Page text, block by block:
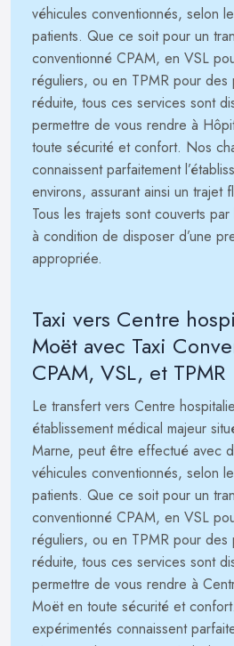
véhicules conventionnés, selon
patients. Que ce soit pour un
conventionné CPAM, en VSL
réguliers, ou en TPMR pour des
réduite, tous ces services sont
permettre de vous rendre à
toute sécurité et confort. Nos
connaissent parfaitement
environs, assurant ainsi un trajet
Tous les trajets sont couverts par
à condition de disposer d’une
appropriée.
Taxi vers Centre
Moët avec Taxi
CPAM, VSL, et TPMR
Le transfert vers Centre
établissement médical majeur
Marne, peut être effectué avec
véhicules conventionnés, selon
patients. Que ce soit pour un
conventionné CPAM, en VSL
réguliers, ou en TPMR pour des
réduite, tous ces services sont
permettre de vous rendre à
Moët en toute sécurité et
expérimentés connaissent